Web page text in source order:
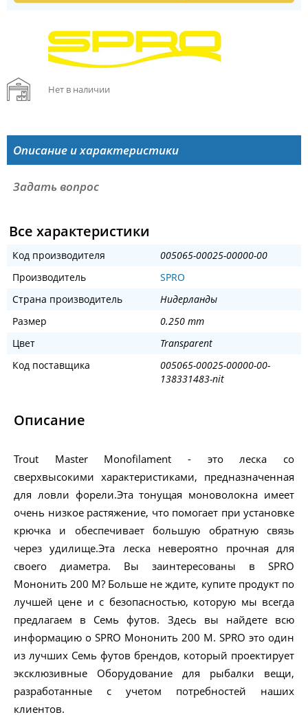
Нет в наличии
Описание и характеристики
Задать вопрос
Все характеристики
Код производителя
005065-00025-00000-00
Производитель
SPRO
Страна производитель
Нидерланды
Размер
0.250 mm
Цвет
Transparent
Код поставщика
005065-00025-00000-00-
138331483-nit
Описание
Trout Master Monofilament - это леска со
сверхвысокими характеристиками, предназначенная
для ловли форели.Эта тонущая моноволокна имеет
очень низкое растяжение, что помогает при установке
крючка и обеспечивает большую обратную связь
через удилище.Эта леска невероятно прочная для
своего диаметра. Вы заинтересованы в SPRO
Мононить 200 M? Больше не ждите, купите продукт по
лучшей цене и с безопасностью, которую мы всегда
предлагаем в Семь футов. Здесь вы найдете всю
информацию о SPRO Мононить 200 M. SPRO это один
из лучших Семь футов брендов, который проектирует
эксклюзивные Оборудование для рыбалки вещи,
разработанные с учетом потребностей наших
клиентов.